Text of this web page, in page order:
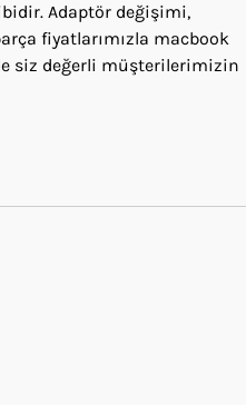
Adaptör değişimi,
fiyatlarımızla macbook
siz değerli müşterilerimizin